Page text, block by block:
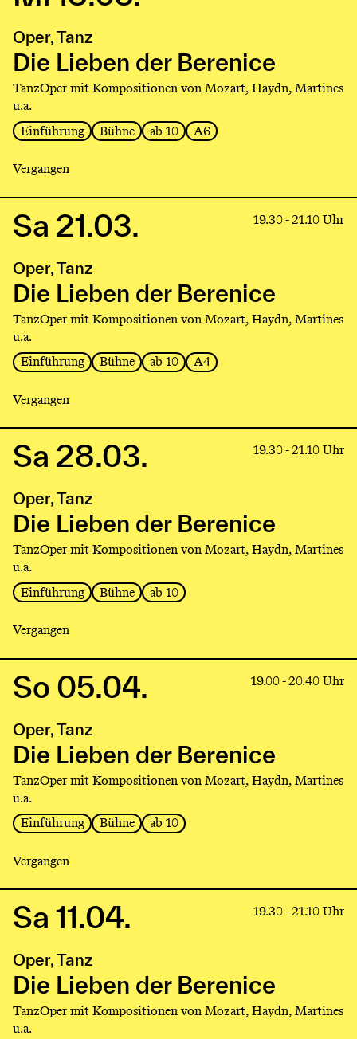
Die
Lieben
der
Berenice
Oper, Tanz
Die Lieben der Berenice
TanzOper mit Kompositionen von Mozart, Haydn, Martines
u.a.
Einführung
Bühne ab 10 A6
Vergangen
Link
Die
Lieben
der
Berenice
Sa 21.03. 19.30 - 21.10 Uhr
Oper, Tanz
Die Lieben der Berenice
TanzOper mit Kompositionen von Mozart, Haydn, Martines
u.a.
Einführung
Bühne ab 10 A4
Vergangen
Link
Die
Lieben
der
Berenice
Sa 28.03. 19.30 - 21.10 Uhr
Oper, Tanz
Die Lieben der Berenice
TanzOper mit Kompositionen von Mozart, Haydn, Martines
u.a.
Einführung
Bühne ab 10
Vergangen
Link
Die
Lieben
der
Berenice
So 05.04. 19.00 - 20.40 Uhr
Oper, Tanz
Die Lieben der Berenice
TanzOper mit Kompositionen von Mozart, Haydn, Martines
u.a.
Einführung
Bühne ab 10
Vergangen
Link
Die
Lieben
der
Berenice
Sa 11.04. 19.30 - 21.10 Uhr
Oper, Tanz
Die Lieben der Berenice
TanzOper mit Kompositionen von Mozart, Haydn, Martines
u.a.